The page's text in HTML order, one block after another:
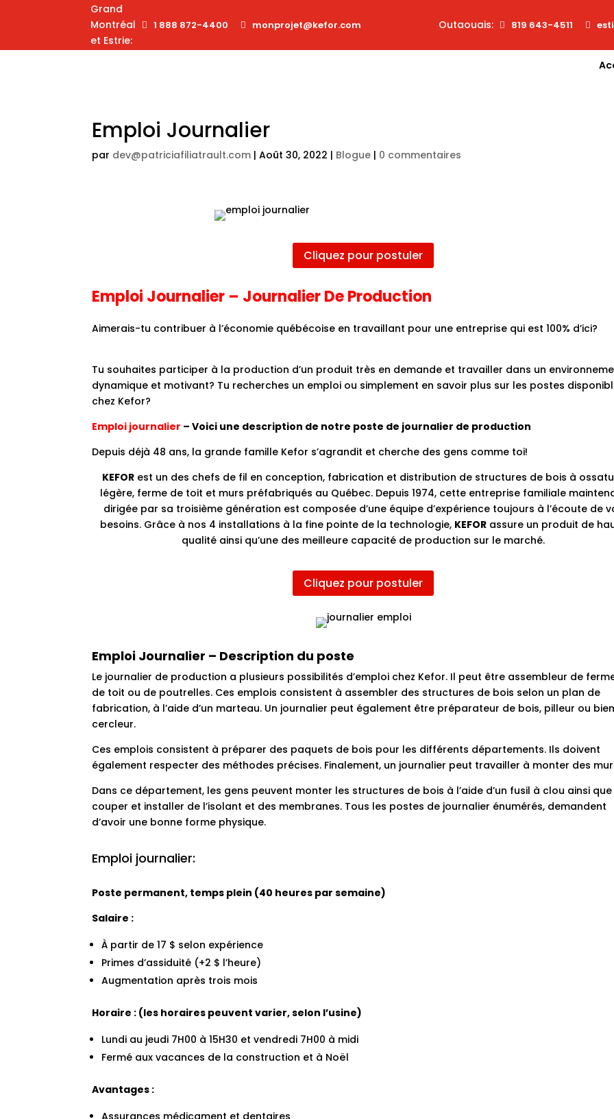
Grand
Montréal
et Estrie:
1 888 872-4400 monprojet@kefor.com Outaouais: 819 643-4511
Emploi Journalier
par dev@patriciafiliatrault.com |Août 30, 2022 | Blogue | 0 commentaires
Cliquez pour postuler
Emploi Journalier – Journalier De Production
Aimerais-tu contribuer à l’économie québécoise en travaillant pour une entreprise qui est 100% d’ici?
Tu souhaites participer à la production d’un produit très en demande et travailler dans un
dynamique et motivant? Tu recherches un emploi ou simplement en savoir plus sur les postes
chez Kefor?
Emploi journalier – Voici une description de notre poste de journalier de production
Depuis déjà 48 ans, la grande famille Kefor s’agrandit et cherche des gens comme toi!
KEFOR est un des chefs de fil en conception, fabrication et distribution de structures de bois à
légère, ferme de toit et murs préfabriqués au Québec. Depuis 1974, cette entreprise familiale
dirigée par sa troisième génération est composée d’une équipe d’expérience toujours à l’écoute de
besoins. Grâce à nos 4 installations à la fine pointe de la technologie, KEFOR assure un produit de
qualité ainsi qu’une des meilleure capacité de production sur le marché.
Cliquez pour postuler
Emploi Journalier – Description du poste
Le journalier de production a plusieurs possibilités d’emploi chez Kefor. Il peut être assembleur de
de toit ou de poutrelles. Ces emplois consistent à assembler des structures de bois selon un plan de
fabrication, à l’aide d’un marteau. Un journalier peut également être préparateur de bois, pilleur ou bien
cercleur.
Ces emplois consistent à préparer des paquets de bois pour les différents départements. Ils doivent
également respecter des méthodes précises. Finalement, un journalier peut travailler à monter des
Dans ce département, les gens peuvent monter les structures de bois à l’aide d’un fusil à clou ainsi que
couper et installer de l’isolant et des membranes. Tous les postes de journalier énumérés, demandent
d’avoir une bonne forme physique.
Emploi journalier:
Poste permanent, temps plein (40 heures par semaine)
Salaire :
À partir de 17 $ selon expérience
Primes d’assiduité (+2 $ l’heure)
Augmentation après trois mois
Horaire : (les horaires peuvent varier, selon l’usine)
Lundi au jeudi 7H00 à 15H30 et vendredi 7H00 à midi
Fermé aux vacances de la construction et à Noël
Avantages :
Assurances médicament et dentaires